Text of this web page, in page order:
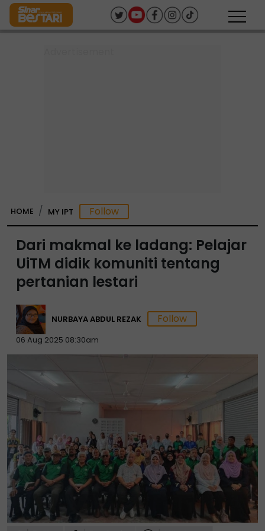
HOME MY IPT
Dari makmal ke ladang: Pelajar
UiTM didik komuniti tentang
pertanian lestari
NURBAYA ABDUL REZAK
06 Aug 2025 08:30am